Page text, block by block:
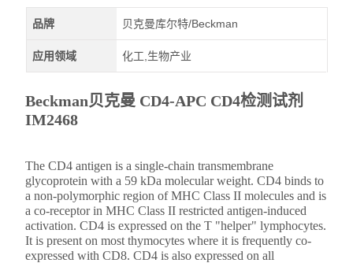
品牌 贝克曼库尔特/Beckman
应用领域 化工,生物产业
Beckman贝克曼 CD4-APC CD4检测试剂
IM2468
The CD4 antigen is a single-chain transmembrane
glycoprotein with a 59 kDa molecular weight. CD4 binds to
a non-polymorphic region of MHC Class II molecules and is
a co-receptor in MHC Class II restricted antigen-induced
activation. CD4 is expressed on the T "helper" lymphocytes.
It is present on most thymocytes where it is frequently co-
expressed with CD8. CD4 is also expressed on all